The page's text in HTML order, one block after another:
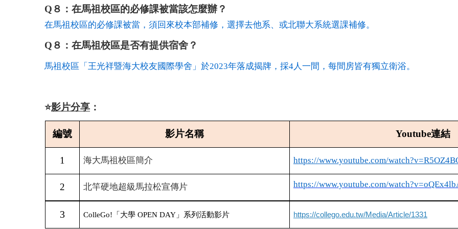
Q８：在馬祖校區的必修課被當該怎麼辦？
在馬祖校區的必修課被當，須回來校本部補修，選擇去他系、或北聯大系統選課補修。
Q８：在馬祖校區是否有提供宿舍？
馬祖校區「王光祥暨海大校友國際學舍」於2023年落成揭牌，採4人一間，每間房皆有獨立衛浴。
⭐️影片分享 ：
編號 影片名稱 Youtube連結
1 海大馬祖校區簡介 https://www.youtube.com/
2 北竿硬地超級馬拉松宣傳片 https://www.youtube.com/
3 ColleGo!「大學 OPEN DAY」系列活動影片 https://collego.edu.tw/Media/Article/1331